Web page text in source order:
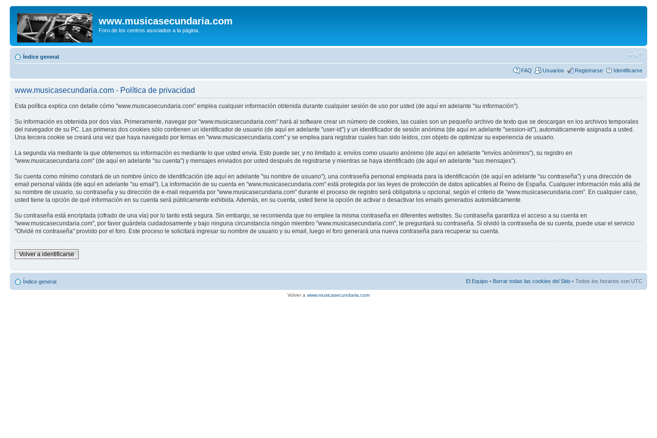
www.musicasecundaria.com
Foro de los centros asociados a la página.
Índice general
FAQ Usuarios Registrarse Identificarse
www.musicasecundaria.com - Política de privacidad
Esta política explica con detalle cómo "www.musicasecundaria.com" emplea cualquier información obtenida durante cualquier sesión de uso por usted (de aquí en adelante "su información").
Su información es obtenida por dos vías. Primeramente, navegar por "www.musicasecundaria.com" hará al software crear un número de cookies, las cuales son un pequeño archivo de texto que se descargan en los archivos temporales
del navegador de su PC. Las primeras dos cookies sólo contienen un identificador de usuario (de aquí en adelante "user-id") y un identificador de sesión anónima (de aquí en adelante "session-id"), automáticamente asignada a usted.
Una tercera cookie se creará una vez que haya navegado por temas en "www.musicasecundaria.com" y se emplea para registrar cuales han sido leídos, con objeto de optimizar su experiencia de usuario.
La segunda vía mediante la que obtenemos su información es mediante lo que usted envía. Esto puede ser, y no limitado a: envíos como usuario anónimo (de aquí en adelante "envíos anónimos"), su registro en
"www.musicasecundaria.com" (de aquí en adelante "su cuenta") y mensajes enviados por usted después de registrarse y mientras se haya identificado (de aquí en adelante "sus mensajes").
Su cuenta como mínimo constará de un nombre único de identificación (de aquí en adelante "su nombre de usuario"), una contraseña personal empleada para la identificación (de aquí en adelante "su contraseña") y una dirección de
email personal válida (de aquí en adelante "su email"). La información de su cuenta en "www.musicasecundaria.com" está protegida por las leyes de protección de datos aplicables al Reino de España. Cualquier información más allá de
su nombre de usuario, su contraseña y su dirección de e-mail requerida por "www.musicasecundaria.com" durante el proceso de registro será obligatoria u opcional, según el criterio de “www.musicasecundaria.com”. En cualquier caso,
usted tiene la opción de qué información en su cuenta será públicamente exhibida. Además, en su cuenta, usted tiene la opción de activar o desactivar los emails generados automáticamente.
Su contraseña está encriptada (cifrado de una vía) por lo tanto está segura. Sin embargo, se recomienda que no emplee la misma contraseña en diferentes websites. Su contraseña garantiza el acceso a su cuenta en
"www.musicasecundaria.com", por favor guárdela cuidadosamente y bajo ninguna circunstancia ningún miembro "www.musicasecundaria.com", le preguntará su contraseña. Si olvidó la contraseña de su cuenta, puede usar el servicio
"Olvidé mi contraseña" provisto por el foro. Este proceso le solicitará ingresar su nombre de usuario y su email, luego el foro generará una nueva contraseña para recuperar su cuenta.
Volver a identificarse
Índice general El Equipo • Borrar todas las cookies del Sitio • Todos los horarios son UTC
Volver a www.musicasecundaria.com